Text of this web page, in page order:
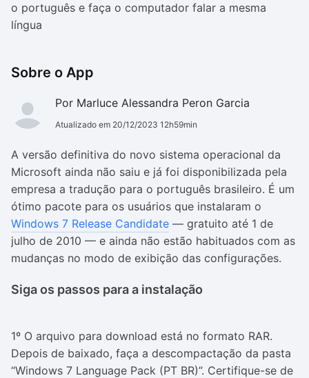
o português e faça o computador falar a mesma
língua
Sobre o App
Por Marluce Alessandra Peron Garcia
Atualizado em 20/12/2023 12h59min
A versão definitiva do novo sistema operacional da
Microsoft ainda não saiu e já foi disponibilizada pela
empresa a tradução para o português brasileiro. É um
ótimo pacote para os usuários que instalaram o
Windows 7 Release Candidate — gratuito até 1 de
julho de 2010 — e ainda não estão habituados com as
mudanças no modo de exibição das configurações.
Siga os passos para a instalação
1º O arquivo para download está no formato RAR.
Depois de baixado, faça a descompactação da pasta
“Windows 7 Language Pack (PT BR)”. Certifique-se de